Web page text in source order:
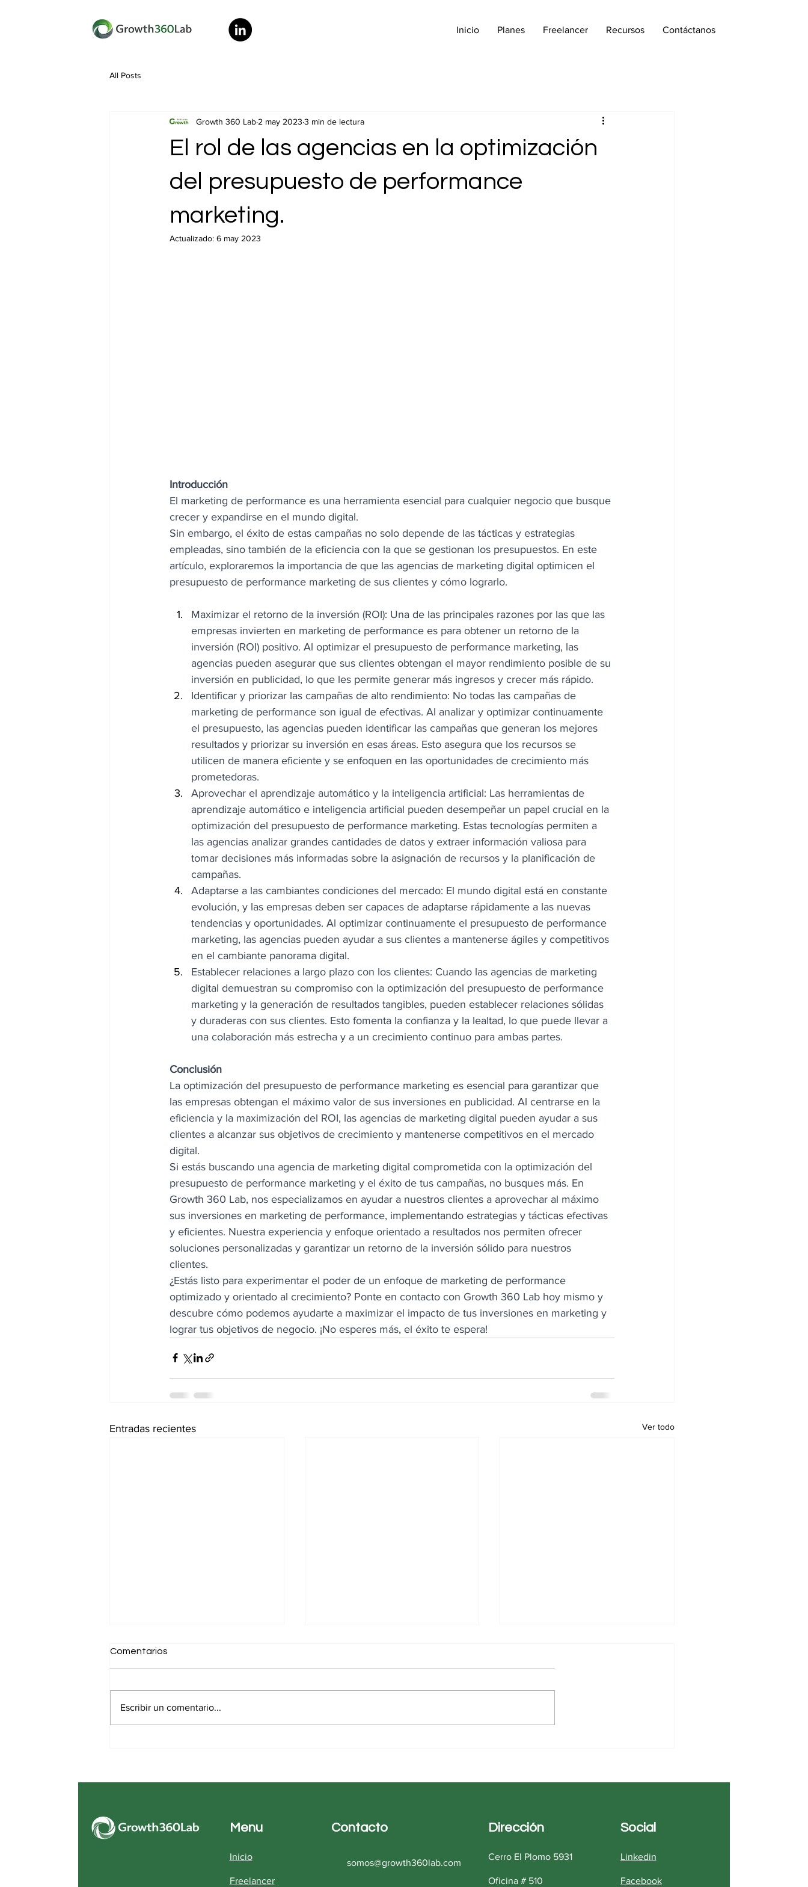
Inicio Planes Freelancer Recursos Contáctanos
All Posts
El rol de las agencias en la optimización
del presupuesto de performance
marketing.
Growth 360 Lab 2 may 2023 3 min de lectura
Actualizado: 6 may 2023
Introducción
El marketing de performance es una herramienta esencial para cualquier negocio que busque
crecer y expandirse en el mundo digital.
Sin embargo, el éxito de estas campañas no solo depende de las tácticas y estrategias
empleadas, sino también de la eficiencia con la que se gestionan los presupuestos. En este
artículo, exploraremos la importancia de que las agencias de marketing digital optimicen el
presupuesto de performance marketing de sus clientes y cómo lograrlo.
Maximizar el retorno de la inversión (ROI): Una de las principales razones por las que las
empresas invierten en marketing de performance es para obtener un retorno de la
inversión (ROI) positivo. Al optimizar el presupuesto de performance marketing, las
agencias pueden asegurar que sus clientes obtengan el mayor rendimiento posible de su
inversión en publicidad, lo que les permite generar más ingresos y crecer más rápido.
Identificar y priorizar las campañas de alto rendimiento: No todas las campañas de
marketing de performance son igual de efectivas. Al analizar y optimizar continuamente
el presupuesto, las agencias pueden identificar las campañas que generan los mejores
resultados y priorizar su inversión en esas áreas. Esto asegura que los recursos se
utilicen de manera eficiente y se enfoquen en las oportunidades de crecimiento más
prometedoras.
Aprovechar el aprendizaje automático y la inteligencia artificial: Las herramientas de
aprendizaje automático e inteligencia artificial pueden desempeñar un papel crucial en la
optimización del presupuesto de performance marketing. Estas tecnologías permiten a
las agencias analizar grandes cantidades de datos y extraer información valiosa para
tomar decisiones más informadas sobre la asignación de recursos y la planificación de
campañas.
Adaptarse a las cambiantes condiciones del mercado: El mundo digital está en constante
evolución, y las empresas deben ser capaces de adaptarse rápidamente a las nuevas
tendencias y oportunidades. Al optimizar continuamente el presupuesto de performance
marketing, las agencias pueden ayudar a sus clientes a mantenerse ágiles y competitivos
en el cambiante panorama digital.
Establecer relaciones a largo plazo con los clientes: Cuando las agencias de marketing
digital demuestran su compromiso con la optimización del presupuesto de performance
marketing y la generación de resultados tangibles, pueden establecer relaciones sólidas
y duraderas con sus clientes. Esto fomenta la confianza y la lealtad, lo que puede llevar a
una colaboración más estrecha y a un crecimiento continuo para ambas partes.
Conclusión
La optimización del presupuesto de performance marketing es esencial para garantizar que
las empresas obtengan el máximo valor de sus inversiones en publicidad. Al centrarse en la
eficiencia y la maximización del ROI, las agencias de marketing digital pueden ayudar a sus
clientes a alcanzar sus objetivos de crecimiento y mantenerse competitivos en el mercado
digital.
Si estás buscando una agencia de marketing digital comprometida con la optimización del
presupuesto de performance marketing y el éxito de tus campañas, no busques más. En
Growth 360 Lab, nos especializamos en ayudar a nuestros clientes a aprovechar al máximo
sus inversiones en marketing de performance, implementando estrategias y tácticas efectivas
y eficientes. Nuestra experiencia y enfoque orientado a resultados nos permiten ofrecer
soluciones personalizadas y garantizar un retorno de la inversión sólido para nuestros
clientes.
¿Estás listo para experimentar el poder de un enfoque de marketing de performance
optimizado y orientado al crecimiento? Ponte en contacto con Growth 360 Lab hoy mismo y
descubre cómo podemos ayudarte a maximizar el impacto de tus inversiones en marketing y
lograr tus objetivos de negocio. ¡No esperes más, el éxito te espera!
Entradas recientes Ver todo
Comentarios
Escribir un comentario...
Menu
Inicio
​Freelancer
Contacto
somos@growth360lab.com
Dirección
Cerro El Plomo 5931
Oficina # 510
Social
Linkedin
Facebook